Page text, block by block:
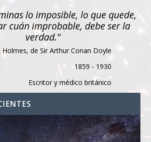
lo imposible, lo que quede,
cuán improbable, debe ser la
verdad."
Holmes, de Sir Arthur Conan Doyle
1859 - 1930
Escritor y médico británico